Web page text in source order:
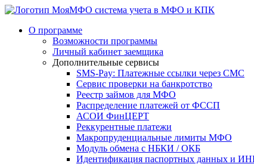
система учета в МФО и КПК
О программе
Возможности программы
Личный кабинет заемщика
Дополнительные сервисы
SMS-Pay: Платежные ссылки через СМС
Сервис проверки на банкротство
Реестр займов для МФО
Распределение платежей от ФССП
АСОИ ФинЦЕРТ
Реккурентные платежи
Макропруденциальные лимиты МФО
Модуль обмена с НБКИ / ОКБ
Идентификация паспортных данных и